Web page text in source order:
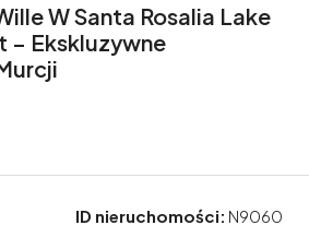
W Santa Rosalia Lake
– Ekskluzywne
ID nieruchomości: N9060